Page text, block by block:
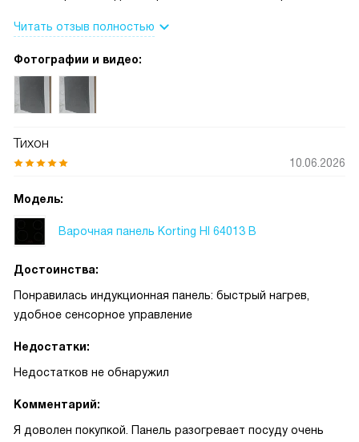
мягко и точно, регулировка мощности понятна и не
требует долгих настроек. У меня часто нет времени на
интенсивного нагрева реально выручает — закипятить
воду или быстро обжарить ингредиенты теперь проще.
когда нужно быстро подрумянить блюдо, а все четыре
зоны поддерживают дополнительный нарастание
звуковым сигналом для каждой зоны: он помогает не
переживать о времени, особенно если готовлю
одновременно несколько блюд. Цифровая индикация и
отдельные дисплеи на зонах дают ясную картину, какие
автоматическое отключение дают спокойствие —
чувствую себя увереннее при готовке с детьми.
Блокировка режима и защита от детей — то, что для меня
Читать отзыв полностью
Фотографии и видео:
Тихон
10.06.2026
Модель:
Варочная панель Korting HI 64013 B
Достоинства:
Понравилась индукционная панель: быстрый нагрев,
удобное сенсорное управление
Недостатки:
Недостатков не обнаружил
Комментарий:
Я доволен покупкой. Панель разогревает посуду очень